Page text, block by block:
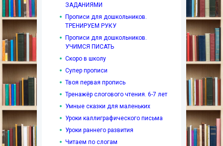
ЗАДАНИЯМИ
Прописи для дошкольников.
ТРЕНИРУЕМ РУКУ
Прописи для дошкольников.
УЧИМСЯ ПИСАТЬ
Скоро в школу
Супер прописи
Твоя первая пропись
Тренажёр слогового чтения. 6-7 лет
Умные сказки для маленьких
Уроки каллиграфического письма
Уроки раннего развития
Читаем по слогам